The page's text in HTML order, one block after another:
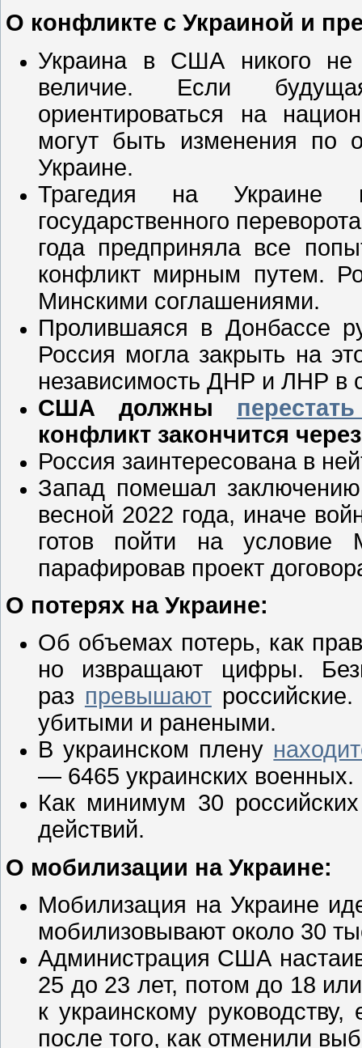
О конфликте с Украиной и
Украина в США никого не
величие. Если
ориентироваться на
могут быть изменения по
Украине.
Трагедия на Украине
государственного
года предприняла все
конфликт мирным путем.
Минскими соглашениями.
Пролившаяся в Донбассе
Россия могла закрыть на
независимость ДНР и ЛНР в
США должны
конфликт закончится
Россия заинтересована в
Запад помешал
весной 2022 года, иначе
готов пойти на условие
парафировав проект
О потерях на Украине:
Об объемах потерь, как
но извращают цифры.
раз превышают
убитыми и ранеными.
В украинском плену
— 6465 украинских военных.
Как минимум 30
действий.
О мобилизации на Украине:
Мобилизация на Украине
мобилизовывают около 30
Администрация США
25 до 23 лет, потом до 18
к украинскому
после того, как отменили